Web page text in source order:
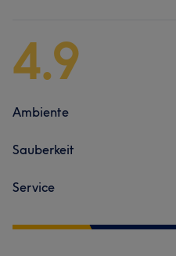
4.9
Ambiente
Sauberkeit
Service